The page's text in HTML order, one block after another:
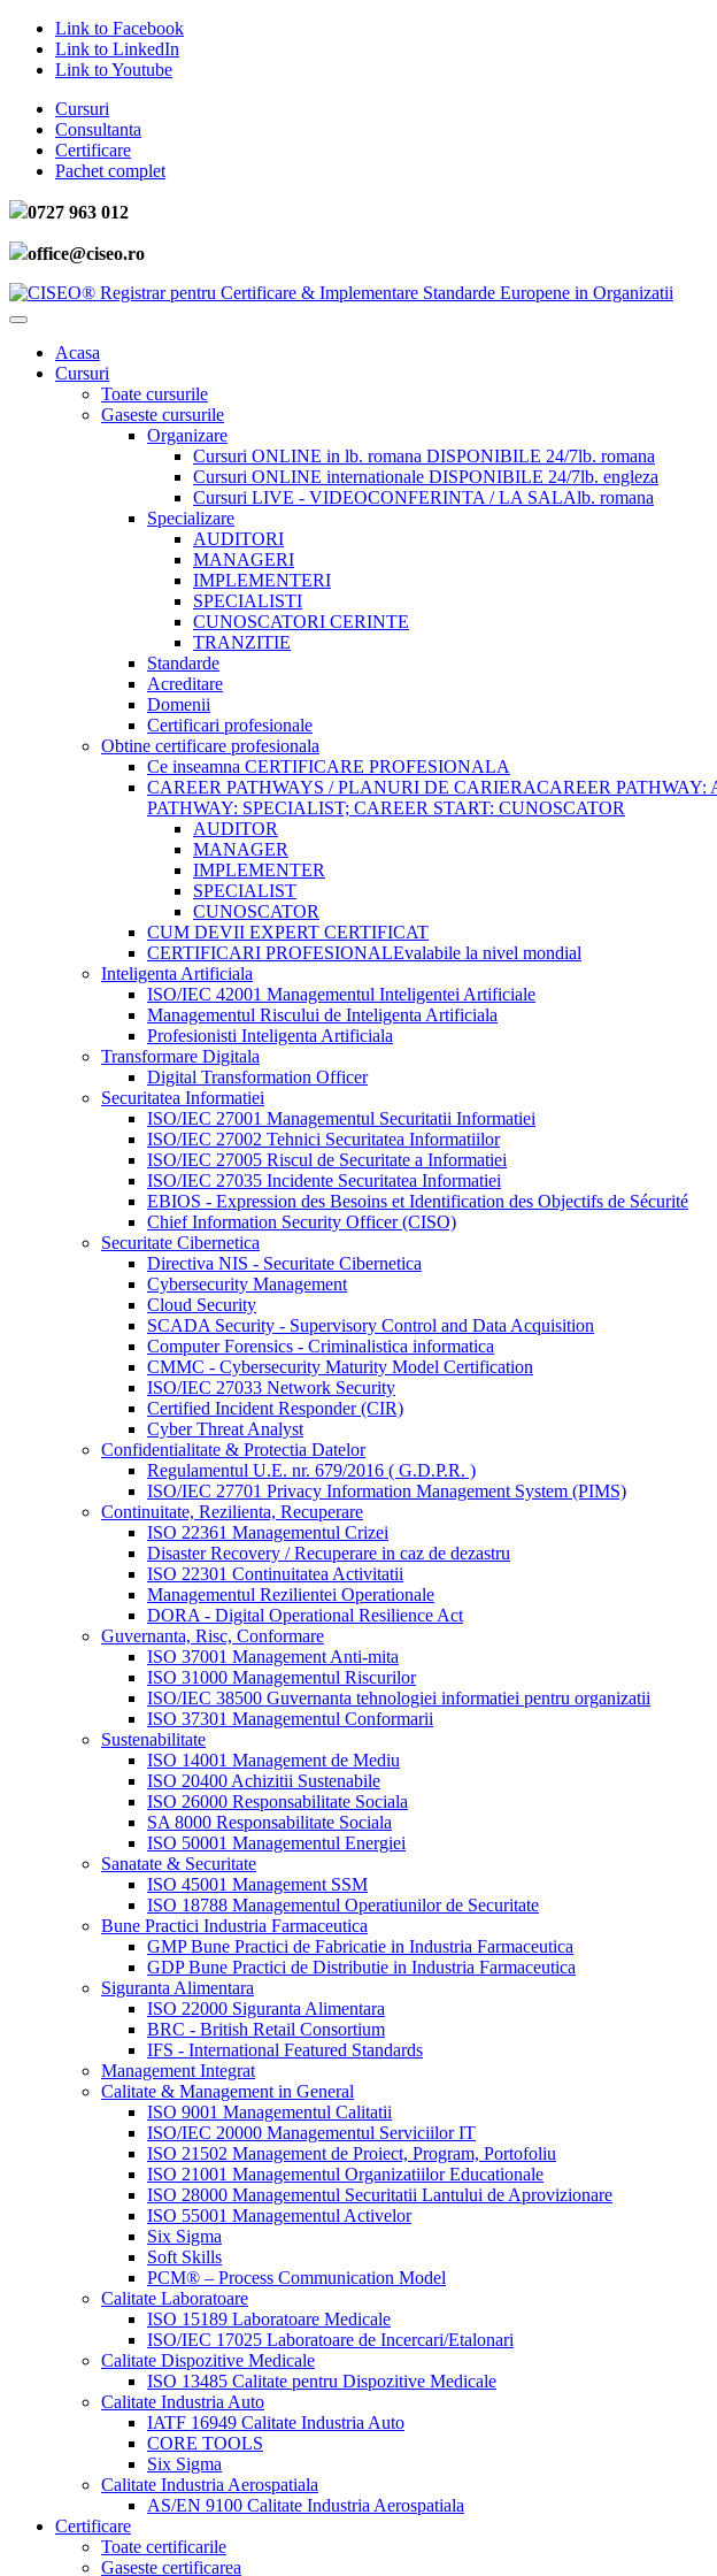
Link to Facebook
Link to LinkedIn
Link to Youtube
Cursuri
Consultanta
Certificare
Pachet complet
0727 963 012
office@ciseo.ro
Acasa
Cursuri
Toate cursurile
Gaseste cursurile
Organizare
Cursuri ONLINE in lb. romana DISPONIBILE 24/7lb. romana
Cursuri ONLINE internationale DISPONIBILE 24/7lb. engleza
Cursuri LIVE - VIDEOCONFERINTA / LA SALAlb. romana
Specializare
AUDITORI
MANAGERI
IMPLEMENTERI
SPECIALISTI
CUNOSCATORI CERINTE
TRANZITIE
Standarde
Acreditare
Domenii
Certificari profesionale
Obtine certificare profesionala
Ce inseamna CERTIFICARE PROFESIONALA
CAREER PATHWAYS / PLANURI DE CARIERACAREER PATHWAY:
PATHWAY: SPECIALIST; CAREER START: CUNOSCATOR
AUDITOR
MANAGER
IMPLEMENTER
SPECIALIST
CUNOSCATOR
CUM DEVII EXPERT CERTIFICAT
CERTIFICARI PROFESIONALEvalabile la nivel mondial
Inteligenta Artificiala
ISO/IEC 42001 Managementul Inteligentei Artificiale
Managementul Riscului de Inteligenta Artificiala
Profesionisti Inteligenta Artificiala
Transformare Digitala
Digital Transformation Officer
Securitatea Informatiei
ISO/IEC 27001 Managementul Securitatii Informatiei
ISO/IEC 27002 Tehnici Securitatea Informatiilor
ISO/IEC 27005 Riscul de Securitate a Informatiei
ISO/IEC 27035 Incidente Securitatea Informatiei
EBIOS - Expression des Besoins et Identification des Objectifs de Sécurité
Chief Information Security Officer (CISO)
Securitate Cibernetica
Directiva NIS - Securitate Cibernetica
Cybersecurity Management
Cloud Security
SCADA Security - Supervisory Control and Data Acquisition
Computer Forensics - Criminalistica informatica
CMMC - Cybersecurity Maturity Model Certification
ISO/IEC 27033 Network Security
Certified Incident Responder (CIR)
Cyber Threat Analyst
Confidentialitate & Protectia Datelor
Regulamentul U.E. nr. 679/2016 ( G.D.P.R. )
ISO/IEC 27701 Privacy Information Management System (PIMS)
Continuitate, Rezilienta, Recuperare
ISO 22361 Managementul Crizei
Disaster Recovery / Recuperare in caz de dezastru
ISO 22301 Continuitatea Activitatii
Managementul Rezilientei Operationale
DORA - Digital Operational Resilience Act
Guvernanta, Risc, Conformare
ISO 37001 Management Anti-mita
ISO 31000 Managementul Riscurilor
ISO/IEC 38500 Guvernanta tehnologiei informatiei pentru organizatii
ISO 37301 Managementul Conformarii
Sustenabilitate
ISO 14001 Management de Mediu
ISO 20400 Achizitii Sustenabile
ISO 26000 Responsabilitate Sociala
SA 8000 Responsabilitate Sociala
ISO 50001 Managementul Energiei
Sanatate & Securitate
ISO 45001 Management SSM
ISO 18788 Managementul Operatiunilor de Securitate
Bune Practici Industria Farmaceutica
GMP Bune Practici de Fabricatie in Industria Farmaceutica
GDP Bune Practici de Distributie in Industria Farmaceutica
Siguranta Alimentara
ISO 22000 Siguranta Alimentara
BRC - British Retail Consortium
IFS - International Featured Standards
Management Integrat
Calitate & Management in General
ISO 9001 Managementul Calitatii
ISO/IEC 20000 Managementul Serviciilor IT
ISO 21502 Management de Proiect, Program, Portofoliu
ISO 21001 Managementul Organizatiilor Educationale
ISO 28000 Managementul Securitatii Lantului de Aprovizionare
ISO 55001 Managementul Activelor
Six Sigma
Soft Skills
PCM® – Process Communication Model
Calitate Laboratoare
ISO 15189 Laboratoare Medicale
ISO/IEC 17025 Laboratoare de Incercari/Etalonari
Calitate Dispozitive Medicale
ISO 13485 Calitate pentru Dispozitive Medicale
Calitate Industria Auto
IATF 16949 Calitate Industria Auto
CORE TOOLS
Six Sigma
Calitate Industria Aerospatiala
AS/EN 9100 Calitate Industria Aerospatiala
Certificare
Toate certificarile
Gaseste certificarea